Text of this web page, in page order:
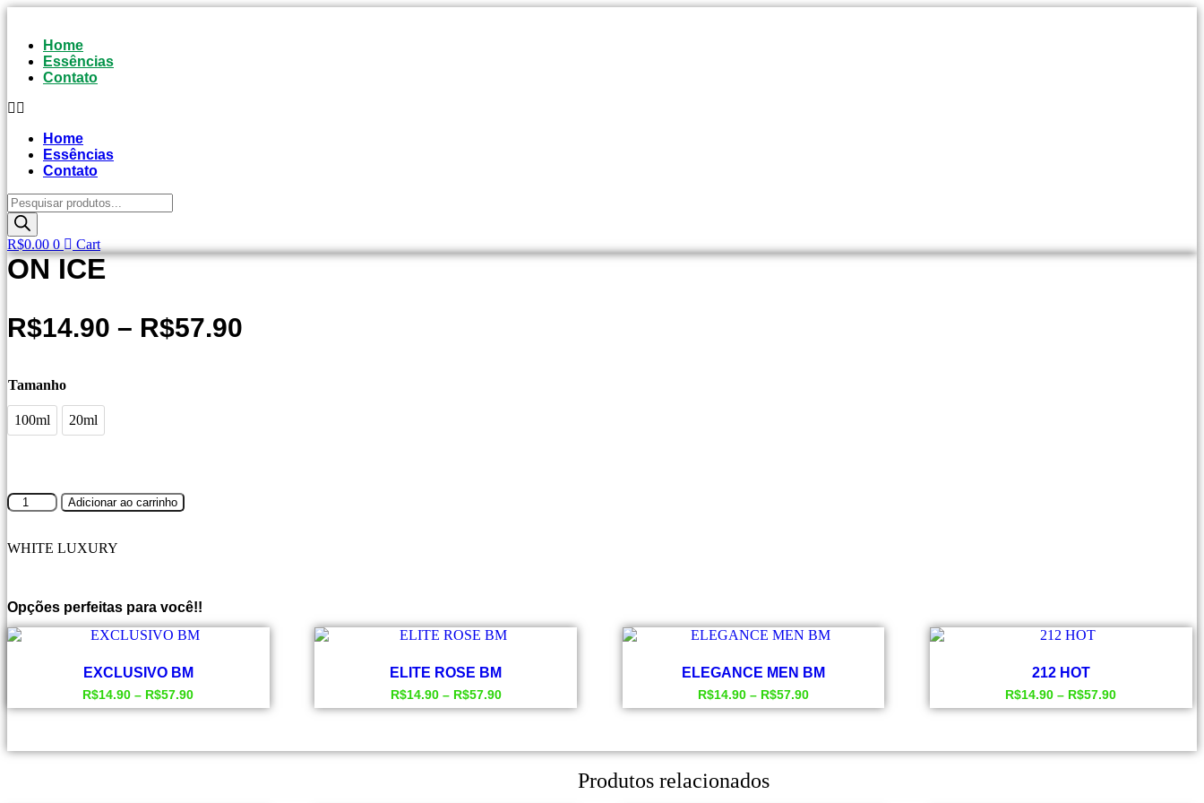
Pular
conteúdo
Home
Essências
Contato
Home
Essências
Contato
Pesquisar
produtos
R$0.00 0 Cart
ON ICE
R$14.90 – R$57.90
Tamanho
100ml 20ml
ON
ICE
Adicionar ao carrinho
WHITE LUXURY
Opções perfeitas para você!!
EXCLUSIVO BM
R$14.90 – R$57.90
Este
ELITE ROSE BM
R$14.90– R$57.90
Este
ELEGANCE MEN BM
R$14.90– R$57.90
Este
variantes.
212 HOT
R$14.90 – R$57.90
Este
Produtos relacionados